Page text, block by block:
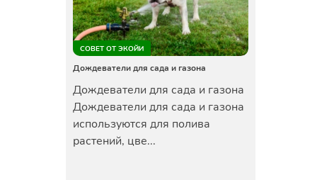
СОВЕТ ОТ ЭКОЙИ
Дождеватели для сада и газона
Дождеватели для сада и газона
Дождеватели для сада и газона
используются для полива
растений, цве...